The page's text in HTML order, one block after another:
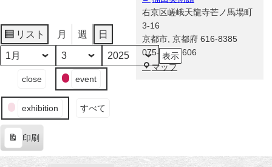
に
舞
い
た
奇
跡！
伊
藤
右京区嵯峨天龍寺芒ノ馬場町
3-16
京都市 京都府 616-8385
075-863-0606
マップ福
リスト
表
示
月 週 日
月
日
年
ン
の
テ
close event
exhibition すべて
印刷
示